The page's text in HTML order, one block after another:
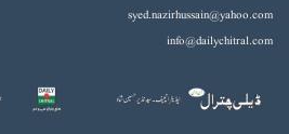
syed.nazirhussain@yahoo.com
info@dailychitral.com